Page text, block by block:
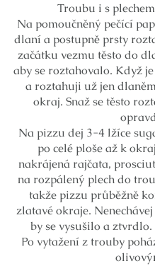
Troubu i s
Na pomoučněný pečící
dlaní a postupně prsty
začátku vezmu těsto do
aby se roztahovalo. Když
a roztahuji už jen
okraj. Snaž se těsto
Na pizzu dej 3-4 lžíce
po celé ploše až k
nakrájená rajčata,
na rozpálený plech do
takže pizzu průběžně
zlatavé okraje.
by se vysušilo a
Po vytažení z trouby